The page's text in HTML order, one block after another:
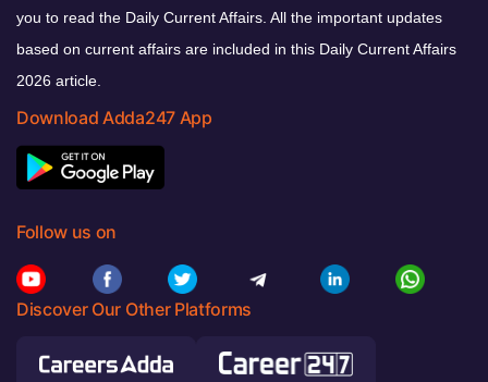
you to read the Daily Current Affairs. All the important updates
based on current affairs are included in this Daily Current Affairs
2026 article.
Download Adda247 App
Follow us on
Discover Our Other Platforms